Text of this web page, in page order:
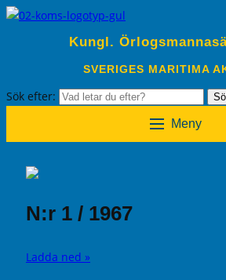
Kungl.
SVERIGES MARITIMA
Sök efter:
Meny
N:r 1 / 1967
Ladda ned »